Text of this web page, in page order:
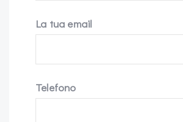
La tua email
Telefono